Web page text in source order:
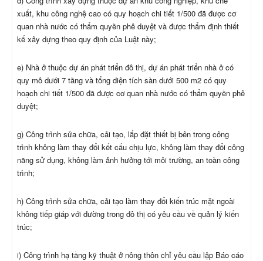
xuất, khu công nghệ cao có quy hoạch chi tiết 1/500 đã được cơ
quan nhà nước có thẩm quyền phê duyệt và được thẩm định thiết
kế xây dựng theo quy định của Luật này;
e) Nhà ở thuộc dự án phát triển đô thị, dự án phát triển nhà ở có
quy mô dưới 7 tầng và tổng diện tích sàn dưới 500 m2 có quy
hoạch chi tiết 1/500 đã được cơ quan nhà nước có thẩm quyền phê
duyệt;
g) Công trình sửa chữa, cải tạo, lắp đặt thiết bị bên trong công
trình không làm thay đổi kết cấu chịu lực, không làm thay đổi công
năng sử dụng, không làm ảnh hưởng tới môi trường, an toàn công
trình;
h) Công trình sửa chữa, cải tạo làm thay đổi kiến trúc mặt ngoài
không tiếp giáp với đường trong đô thị có yêu cầu về quản lý kiến
trúc;
i) Công trình hạ tầng kỹ thuật ở nông thôn chỉ yêu cầu lập Báo cáo